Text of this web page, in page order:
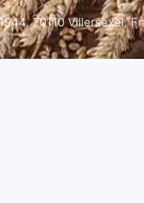
70110 Villersexel,